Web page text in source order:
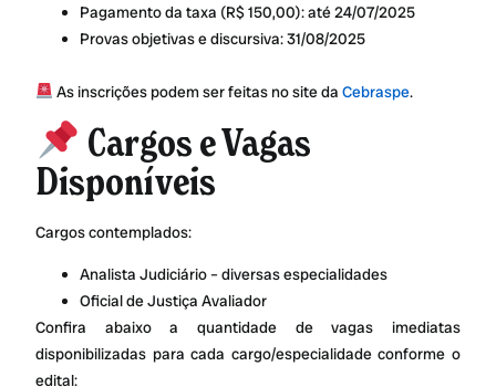
Pagamento da taxa (R$ 150,00): até 24/07/2025
Provas objetivas e discursiva: 31/08/2025
As inscrições podem ser feitas no site daCebraspe.
Cargos e Vagas
Disponíveis
Cargos contemplados:
Analista Judiciário – diversas especialidades
Oficial de Justiça Avaliador
Confira abaixo a quantidade de vagas imediatas
disponibilizadas para cada cargo/especialidade conforme o
edital: